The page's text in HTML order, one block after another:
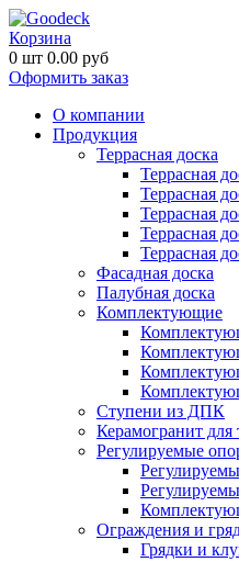
Корзина
0 шт 0.00 руб
Оформить заказ
О компании
Продукция
Террасная доска
Террасная
Террасная
Террасная
Террасная
Террасная
Фасадная доска
Палубная доска
Комплектующие
Ступени из ДПК
Керамогранит для
Регулируемые
Ограждения и
Грядки и